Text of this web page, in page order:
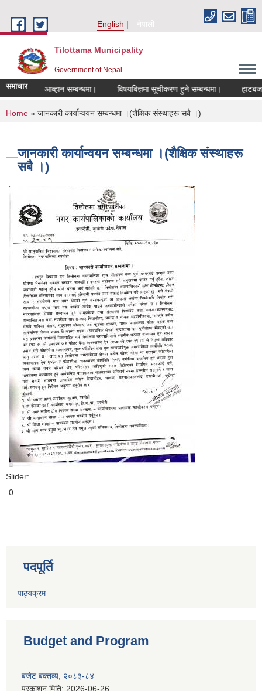
English
नेपाली
Tilottama Municipality
Government of Nepal
समाचारआब्हान सम्बन्धमा। बिषयबिज्ञमा सूचीकरण हुने सम्बन्धमा। हाटबजार
You are here
Home » जानकारी कार्यान्वयन सम्बन्धमा ।(शैक्षिक संस्थाहरू सबै ।)
जानकारी कार्यान्वयन सम्बन्धमा ।(शैक्षिक संस्थाहरू
सबै ।)
Slider:
0
पदपूर्ति
पाठ्यक्रम
Budget and Program
बजेट बक्तव्य, २०८३-८४
प्रकाशन मिति: 2026-06-26